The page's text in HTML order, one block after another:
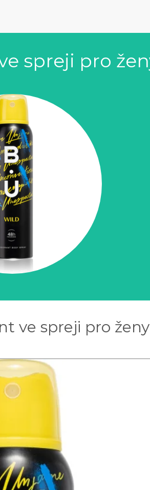
spreji pro
ve spreji pro